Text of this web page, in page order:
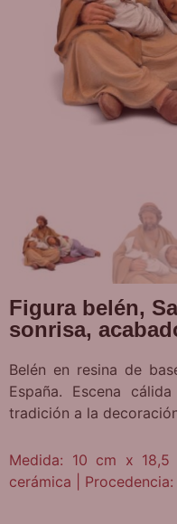
Figura belén,
sonrisa,
Belén en resina de
España. Escena
tradición a la
Medida: 10 cm x
cerámica | Procedencia: